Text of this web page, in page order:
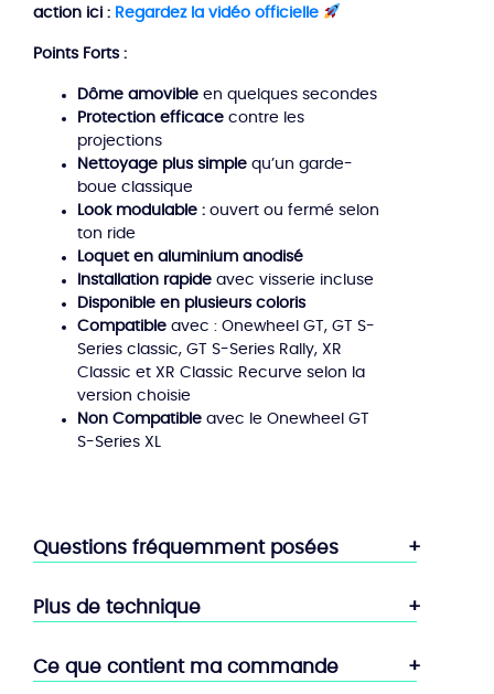
action ici : Regardez la vidéo officielle
Points Forts :
Dôme amovible en quelques secondes
Protection efficace contre les
projections
Nettoyage plus simple qu’un garde-
boue classique
Look modulable : ouvert ou fermé selon
ton ride
Loquet en aluminium anodisé
Installation rapide avec visserie incluse
Disponible en plusieurs coloris
Compatible avec : Onewheel GT, GT S-
Series classic, GT S-Series Rally, XR
Classic et XR Classic Recurve selon la
version choisie
Non Compatible avec le Onewheel GT
S-Series XL
Questions fréquemment posées
Plus de technique
Ce que contient ma commande